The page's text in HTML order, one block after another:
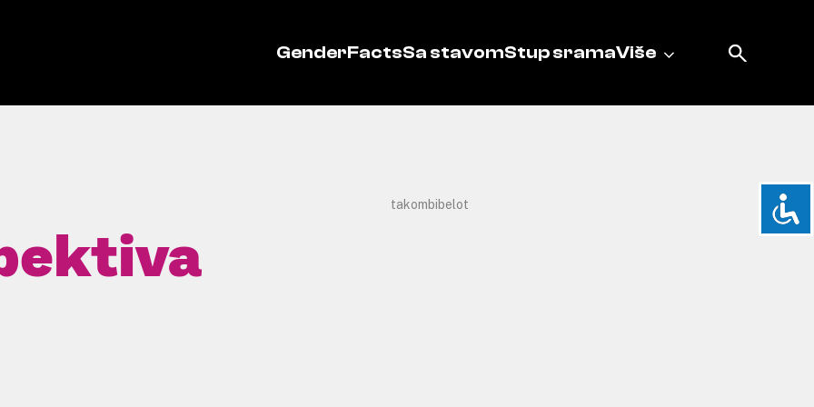
GenderFactsSa stavomStup sramaViše
takombibelot